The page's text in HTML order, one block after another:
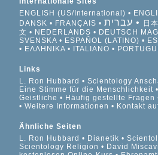
ENGLISH (US/International)
DANSK
FRANÇAIS עברית 日
文
NEDERLANDS DEUTSCH
SVENSKA
ESPAÑOL (LATINO)
ΕΛΛΗΝΙΚA
ITALIANO
Links
L. Ron Hubbard
Scientology
Eine Stimme für die Menschlichkeit
Geistliche
Häufig gestellte Fragen
Weitere Informationen
Kontakt
Ähnliche Seiten
L. Ron Hubbard
Dianetik
Scientology Religion
David